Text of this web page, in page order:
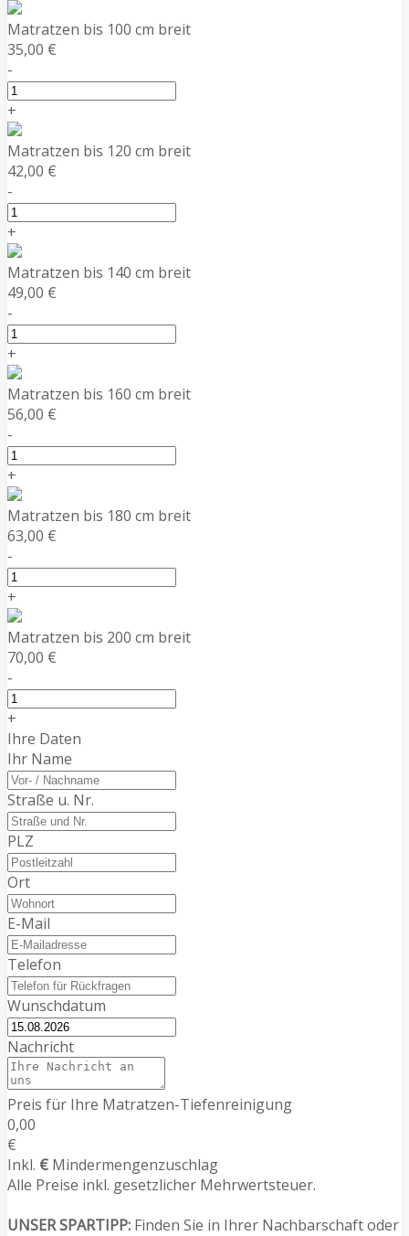
Matratzen bis 100 cm breit
35,00 €
-
+
Matratzen bis 120 cm breit
42,00 €
-
+
Matratzen bis 140 cm breit
49,00 €
-
+
Matratzen bis 160 cm breit
56,00 €
-
+
Matratzen bis 180 cm breit
63,00 €
-
+
Matratzen bis 200 cm breit
70,00 €
-
+
Ihre Daten
Ihr Name
Straße u. Nr.
PLZ
Ort
E-Mail
Telefon
Wunschdatum
Nachricht
Preis für Ihre Matratzen-Tiefenreinigung
0,00
€
Inkl. € Mindermengenzuschlag
Alle Preise inkl. gesetzlicher Mehrwertsteuer.
UNSER SPARTIPP: Finden Sie in Ihrer Nachbarschaft oder